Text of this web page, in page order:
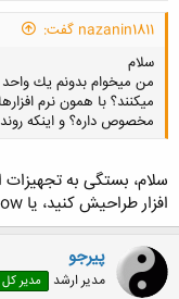
nazanin1811 گفت:
سلام
من ميخوام بدونم يك
ميكنند؟ با همون نرم
مخصوص داره؟ و اينكه
سلام، بستگی به تجهیزات
افزار طراحیش کنید، یا Fluid Flow یا Pipe Flow
پیرجو
مدیر ارشد مدیر